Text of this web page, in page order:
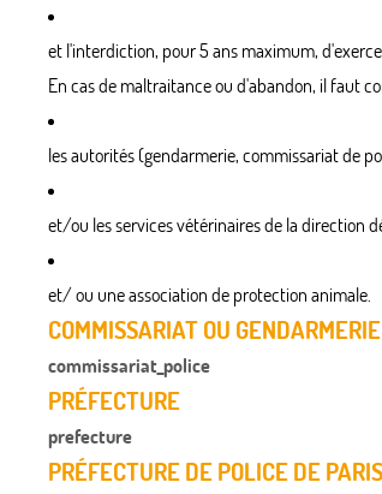
et l'interdiction, pour 5 ans maximum,
En cas de maltraitance ou d'abandon, il faut
les autorités (gendarmerie, commissariat de
et/ou les services vétérinaires de la direction
et/ ou une association de protection animale.
COMMISSARIAT OU GENDARMERIE
commissariat_police
PRÉFECTURE
prefecture
PRÉFECTURE DE POLICE DE PARIS